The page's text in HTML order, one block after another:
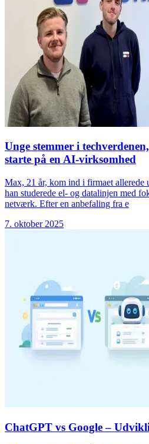
Unge stemmer i
starte på en AI-virksomhed
Max, 21 år, kom ind i firmaet allerede
han studerede el- og datalinjen med
netværk. Efter en anbefaling fra e
7. oktober 2025
ChatGPT vs Google –